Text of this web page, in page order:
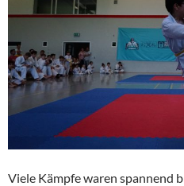
Viele Kämpfe waren spannend